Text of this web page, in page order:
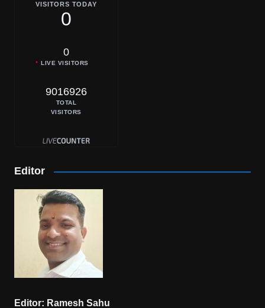
VISITORS TODAY
0
0
LIVE VISITORS
9016926
TOTAL
VISITORS
Editor
Editor: Ramesh Sahu